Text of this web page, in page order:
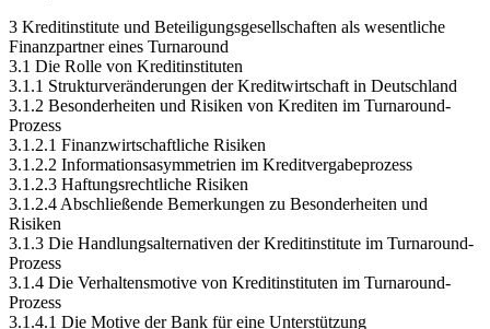
3 Kreditinstitute und Beteiligungsgesellschaften als wesentliche
Finanzpartner eines Turnaround
3.1 Die Rolle von Kreditinstituten
3.1.1 Strukturveränderungen der Kreditwirtschaft in Deutschland
3.1.2 Besonderheiten und Risiken von Krediten im Turnaround-
Prozess
3.1.2.1 Finanzwirtschaftliche Risiken
3.1.2.2 Informationsasymmetrien im Kreditvergabeprozess
3.1.2.3 Haftungsrechtliche Risiken
3.1.2.4 Abschließende Bemerkungen zu Besonderheiten und
Risiken
3.1.3 Die Handlungsalternativen der Kreditinstitute im Turnaround-
Prozess
3.1.4 Die Verhaltensmotive von Kreditinstituten im Turnaround-
Prozess
3.1.4.1 Die Motive der Bank für eine Unterstützung